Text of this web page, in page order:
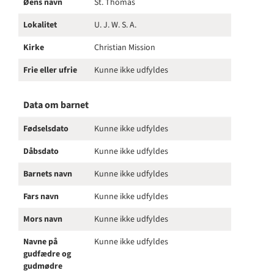
Øens navn
St. Thomas
Lokalitet
U. J. W. S. A.
Kirke
Christian Mission
Frie eller ufrie
Kunne ikke udfyldes
Data om barnet
Fødselsdato
Kunne ikke udfyldes
Dåbsdato
Kunne ikke udfyldes
Barnets navn
Kunne ikke udfyldes
Fars navn
Kunne ikke udfyldes
Mors navn
Kunne ikke udfyldes
Navne på
gudfædre og
gudmødre
Kunne ikke udfyldes